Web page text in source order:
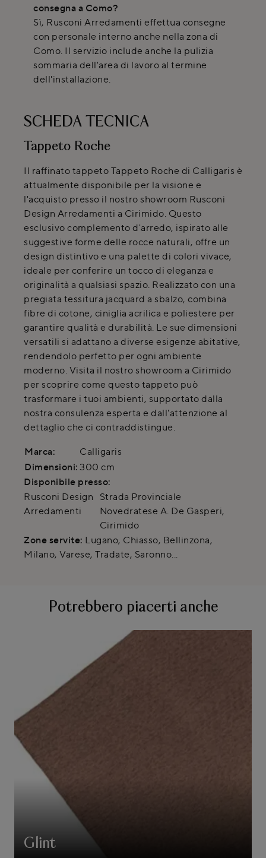
consegna a Como?
Sì, Rusconi Arredamenti effettua consegne
con personale interno anche nella zona di
Como. Il servizio include anche la pulizia
sommaria dell'area di lavoro al termine
dell'installazione.
SCHEDA TECNICA
Tappeto Roche
Il raffinato tappeto Tappeto Roche di Calligaris è
attualmente disponibile per la visione e
l'acquisto presso il nostro showroom Rusconi
Design Arredamenti a Cirimido. Questo
esclusivo complemento d'arredo, ispirato alle
suggestive forme delle rocce naturali, offre un
design distintivo e una palette di colori vivace,
ideale per conferire un tocco di eleganza e
originalità a qualsiasi spazio. Realizzato con una
pregiata tessitura jacquard a sbalzo, combina
fibre di cotone, ciniglia acrilica e poliestere per
garantire qualità e durabilità. Le sue dimensioni
versatili si adattano a diverse esigenze abitative,
rendendolo perfetto per ogni ambiente
moderno. Visita il nostro showroom a Cirimido
per scoprire come questo tappeto può
trasformare i tuoi ambienti, supportato dalla
nostra consulenza esperta e dall'attenzione al
dettaglio che ci contraddistingue.
Marca:
Calligaris
Dimensioni: 300 cm
Disponibile presso:
Rusconi Design
Arredamenti
Strada Provinciale
Novedratese A. De Gasperi,
Cirimido
Zone servite: Lugano, Chiasso, Bellinzona,
Milano, Varese, Tradate, Saronno...
Potrebbero piacerti anche
Glint